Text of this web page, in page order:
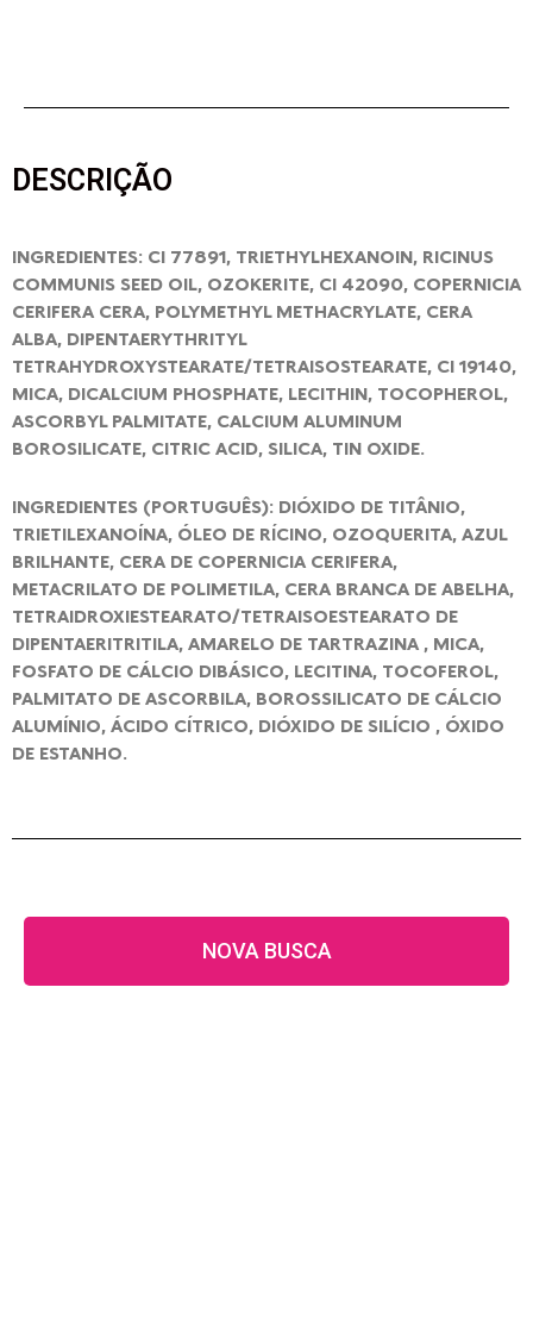
DESCRIÇÃO
INGREDIENTES: CI 77891, TRIETHYLHEXANOIN, RICINUS
COMMUNIS SEED OIL, OZOKERITE, CI 42090, COPERNICIA
CERIFERA CERA, POLYMETHYL METHACRYLATE, CERA
ALBA, DIPENTAERYTHRITYL
TETRAHYDROXYSTEARATE/TETRAISOSTEARATE, CI 19140,
MICA, DICALCIUM PHOSPHATE, LECITHIN, TOCOPHEROL,
ASCORBYL PALMITATE, CALCIUM ALUMINUM
BOROSILICATE, CITRIC ACID, SILICA, TIN OXIDE.
INGREDIENTES (PORTUGUÊS): DIÓXIDO DE TITÂNIO,
TRIETILEXANOÍNA, ÓLEO DE RÍCINO, OZOQUERITA, AZUL
BRILHANTE, CERA DE COPERNICIA CERIFERA,
METACRILATO DE POLIMETILA, CERA BRANCA DE ABELHA,
TETRAIDROXIESTEARATO/TETRAISOESTEARATO DE
DIPENTAERITRITILA, AMARELO DE TARTRAZINA , MICA,
FOSFATO DE CÁLCIO DIBÁSICO, LECITINA, TOCOFEROL,
PALMITATO DE ASCORBILA, BOROSSILICATO DE CÁLCIO
ALUMÍNIO, ÁCIDO CÍTRICO, DIÓXIDO DE SILÍCIO , ÓXIDO
DE ESTANHO.
NOVA BUSCA